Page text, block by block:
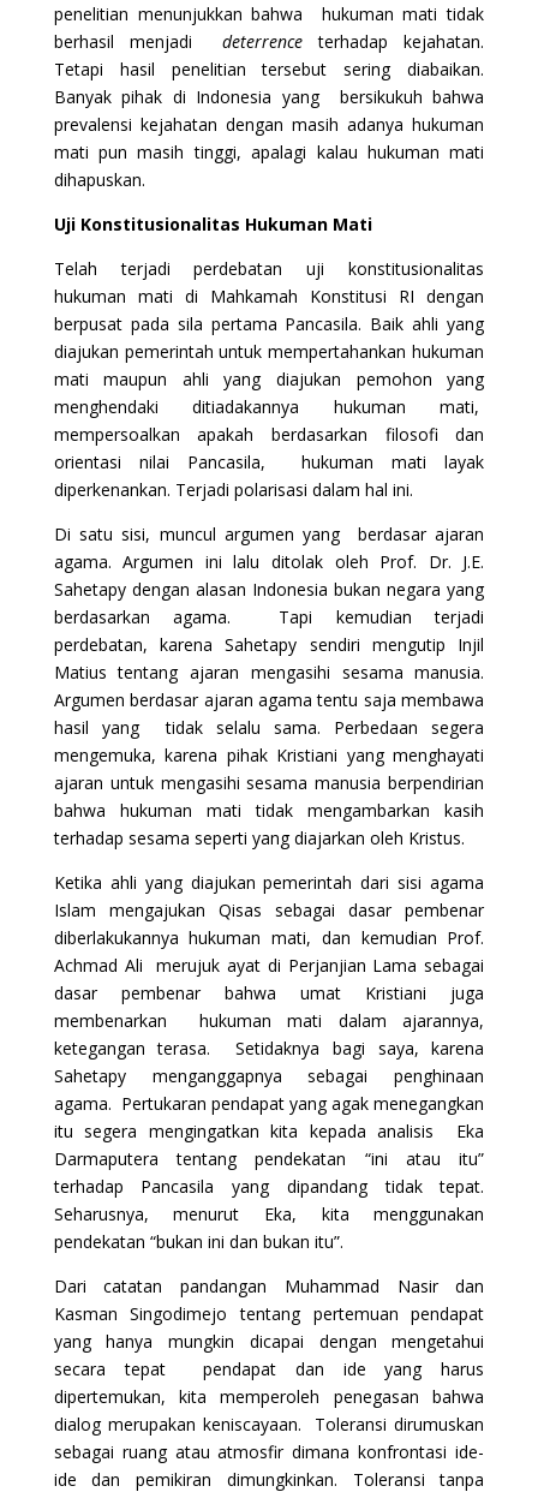
penelitian menunjukkan bahwa hukuman mati tidak
berhasil menjadi
deterrence terhadap kejahatan.
Tetapi hasil penelitian tersebut sering diabaikan.
Banyak pihak di Indonesia yang bersikukuh bahwa
prevalensi kejahatan dengan masih adanya hukuman
mati pun masih tinggi, apalagi kalau hukuman mati
dihapuskan.
Uji Konstitusionalitas Hukuman Mati
Telah terjadi perdebatan uji konstitusionalitas
hukuman mati di Mahkamah Konstitusi RI dengan
berpusat pada sila pertama Pancasila. Baik ahli yang
diajukan pemerintah untuk mempertahankan hukuman
mati maupun ahli yang diajukan pemohon yang
menghendaki ditiadakannya hukuman mati,
mempersoalkan apakah berdasarkan filosofi dan
orientasi nilai Pancasila, hukuman mati layak
diperkenankan. Terjadi polarisasi dalam hal ini.
Di satu sisi, muncul argumen yang berdasar ajaran
agama. Argumen ini lalu ditolak oleh Prof. Dr. J.E.
Sahetapy dengan alasan Indonesia bukan negara yang
berdasarkan agama. Tapi kemudian terjadi
perdebatan, karena Sahetapy sendiri mengutip Injil
Matius tentang ajaran mengasihi sesama manusia.
Argumen berdasar ajaran agama tentu saja membawa
hasil yang tidak selalu sama. Perbedaan segera
mengemuka, karena pihak Kristiani yang menghayati
ajaran untuk mengasihi sesama manusia berpendirian
bahwa hukuman mati tidak mengambarkan kasih
terhadap sesama seperti yang diajarkan oleh Kristus.
Ketika ahli yang diajukan pemerintah dari sisi agama
Islam mengajukan Qisas sebagai dasar pembenar
diberlakukannya hukuman mati, dan kemudian Prof.
Achmad Ali merujuk ayat di Perjanjian Lama sebagai
dasar pembenar bahwa umat Kristiani juga
membenarkan hukuman mati dalam ajarannya,
ketegangan terasa. Setidaknya bagi saya, karena
Sahetapy menganggapnya sebagai penghinaan
agama. Pertukaran pendapat yang agak menegangkan
itu segera mengingatkan kita kepada analisis Eka
Darmaputera tentang pendekatan “ini atau itu”
terhadap Pancasila yang dipandang tidak tepat.
Seharusnya, menurut Eka, kita menggunakan
pendekatan “bukan ini dan bukan itu”.
Dari catatan pandangan Muhammad Nasir dan
Kasman Singodimejo tentang pertemuan pendapat
yang hanya mungkin dicapai dengan mengetahui
secara tepat pendapat dan ide yang harus
dipertemukan, kita memperoleh penegasan bahwa
dialog merupakan keniscayaan. Toleransi dirumuskan
sebagai ruang atau atmosfir dimana konfrontasi ide-
ide dan pemikiran dimungkinkan. Toleransi tanpa